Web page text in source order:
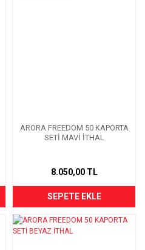
ARORA FREEDOM 50 KAPORTA
SETİ MAVİ İTHAL
8.050,00 TL
SEPETE EKLE